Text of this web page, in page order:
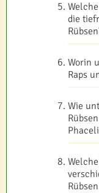
die
Worin
Raps
Wie